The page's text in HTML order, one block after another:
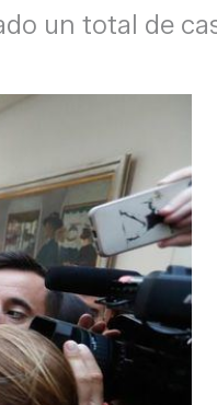
un total de